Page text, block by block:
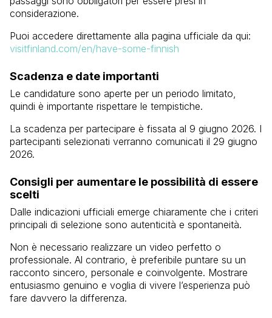
considerazione.
Puoi accedere direttamente alla pagina ufficiale da qui:
visitfinland.com/en/have-some-finnish
Scadenza e date importanti
Le candidature sono aperte per un periodo limitato,
quindi è importante rispettare le tempistiche.
La scadenza per partecipare è fissata al 9 giugno 2026. I
partecipanti selezionati verranno comunicati il 29 giugno
2026.
Consigli per aumentare le possibilità di essere
scelti
Dalle indicazioni ufficiali emerge chiaramente che i criteri
principali di selezione sono autenticità e spontaneità.
Non è necessario realizzare un video perfetto o
professionale. Al contrario, è preferibile puntare su un
racconto sincero, personale e coinvolgente. Mostrare
entusiasmo genuino e voglia di vivere l’esperienza può
fare davvero la differenza.